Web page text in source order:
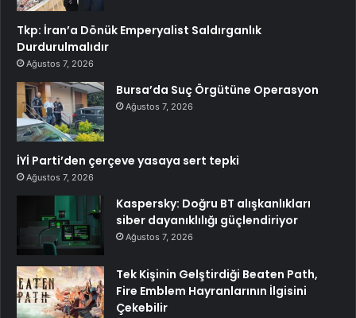
Tkp: İran’a Dönük Emperyalist Saldırganlık
Durdurulmalıdır
Ağustos 7, 2026
Bursa’da Suç Örgütüne Operasyon
Ağustos 7, 2026
İYİ Parti’den çerçeve yasaya sert tepki
Ağustos 7, 2026
Kaspersky: Doğru BT alışkanlıkları
siber dayanıklılığı güçlendiriyor
Ağustos 7, 2026
Tek Kişinin Gelştirdiği Beaten Path,
Fire Emblem Hayranlarının İlgisini
Çekebilir